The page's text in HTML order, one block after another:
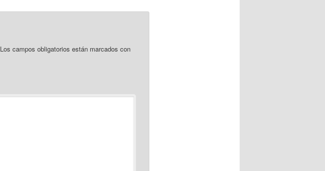
Los campos obligatorios están marcados con